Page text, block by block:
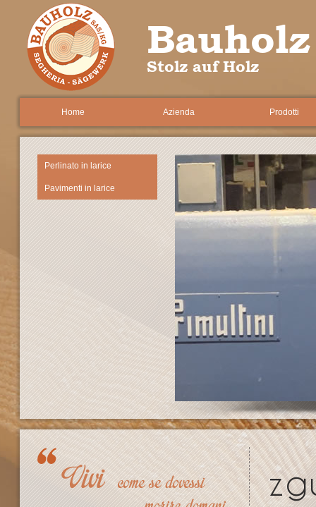
Bauholz
Stolz auf Holz
Home Azienda Prodotti
Perlinato in larice
Pavimenti in larice